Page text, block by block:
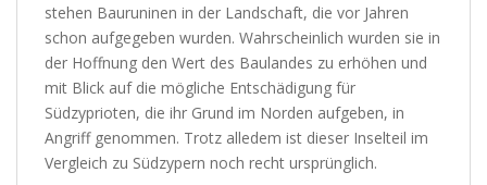
stehen Bauruninen in der Landschaft, die vor Jahren
schon aufgegeben wurden. Wahrscheinlich wurden sie in
der Hoffnung den Wert des Baulandes zu erhöhen und
mit Blick auf die mögliche Entschädigung für
Südzyprioten, die ihr Grund im Norden aufgeben, in
Angriff genommen. Trotz alledem ist dieser Inselteil im
Vergleich zu Südzypern noch recht ursprünglich.